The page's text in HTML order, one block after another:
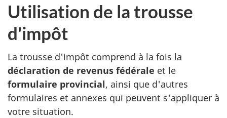
Utilisation de la trousse
d'impôt
La trousse d'impôt comprend à la fois la
déclaration de revenus fédérale et le
formulaire provincial, ainsi que d'autres
formulaires et annexes qui peuvent s'appliquer à
votre situation.